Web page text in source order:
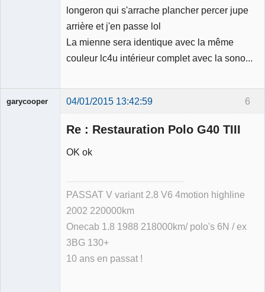
longeron qui s'arrache plancher percer jupe
arrière et j'en passe lol
La mienne sera identique avec la même
couleur lc4u intérieur complet avec la sono...
6
garycooper 04/01/2015 13:42:59
Re : Restauration Polo G40 TIII
OK ok
PASSAT V variant 2.8 V6 4motion highline
2002 220000km
Onecab 1.8 1988 218000km/ polo's 6N / ex
3BG 130+
10 ans en passat !